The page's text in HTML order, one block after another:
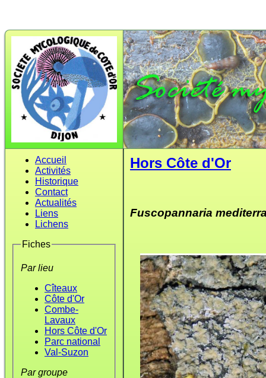
Accueil
Activités
Historique
Contact
Actualités
Liens
Lichens
Fiches
Par lieu
Cîteaux
Côte d'Or
Combe-
Lavaux
Hors Côte d'Or
Parc national
Val-Suzon
Par groupe
Hors Côte d'Or
Fuscopannaria